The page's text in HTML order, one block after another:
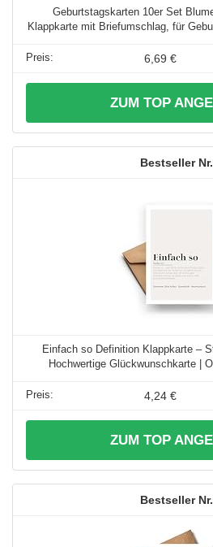
Geburtstagskarten 10er Set
Klappkarte mit Briefumschlag, für
6,69 €
ZUM TOP
Einfach so Definition Klappkarte –
Hochwertige Glückwunschkarte |
4,24 €
ZUM TOP